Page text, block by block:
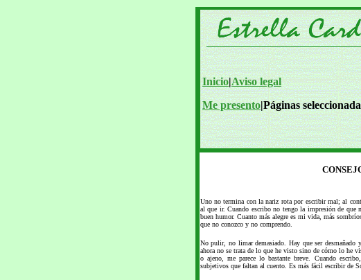
Inicio|Aviso legal
Me presento|Páginas
Uno no termina con la nariz rota por escribir mal; al
al que ir. Cuando escribo no tengo la impresión de que
buen humor. Cuanto más alegre es mi vida, más
que no conozco y no comprendo.
No pulir, no limar demasiado. Hay que ser desmañado
ahora no se trata de lo que he visto sino de cómo lo he
o ajeno, me parece lo bastante breve. Cuando
subjetivos que faltan al cuento. Es más fácil escribir de